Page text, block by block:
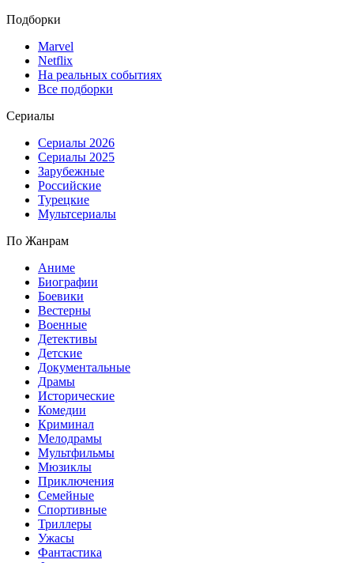
Подборки
Marvel
Netflix
На реальных событиях
Все подборки
Сериалы
Сериалы 2026
Сериалы 2025
Зарубежные
Российские
Турецкие
Мультсериалы
По Жанрам
Аниме
Биографии
Боевики
Вестерны
Военные
Детективы
Детские
Документальные
Драмы
Исторические
Комедии
Криминал
Мелодрамы
Мультфильмы
Мюзиклы
Приключения
Семейные
Спортивные
Триллеры
Ужасы
Фантастика